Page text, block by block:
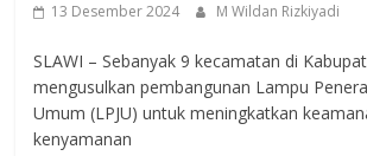
13 Desember 2024 M Wildan Rizkiyadi
SLAWI – Sebanyak 9 kecamatan di
mengusulkan pembangunan Lampu
Umum (LPJU) untuk meningkatkan
kenyamanan